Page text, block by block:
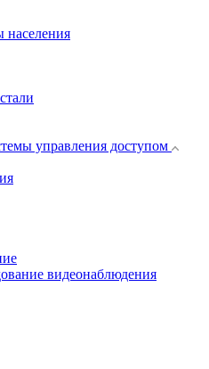
управления доступом
видеонаблюдения